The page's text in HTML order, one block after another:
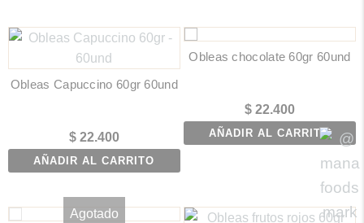
Obleas Capuccino 60gr 60und
$22.400
AÑADIR AL CARRITO
Obleas chocolate 60gr 60und
$22.400
AÑADIR AL CARRITO
Agotado